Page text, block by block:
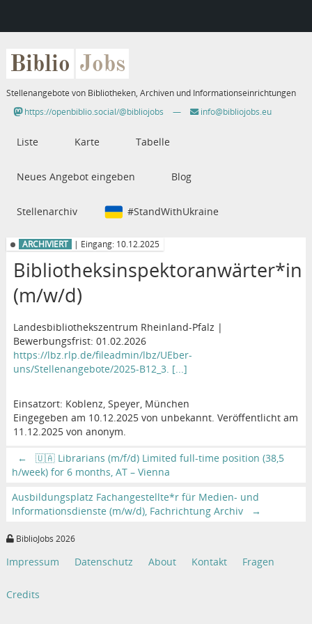
Biblio Jobs
Stellenangebote von Bibliotheken, Archiven und Informationseinrichtungen
https://openbiblio.social/@bibliojobs
— info@bibliojobs.eu
Liste Karte Tabelle
Neues Angebot eingeben Blog
Stellenarchiv #StandWithUkraine
ARCHIVIERT | Eingang: 10.12.2025
Bibliotheksinspektoranwärter*in
(m/w/d)
Landesbibliothekszentrum Rheinland-Pfalz |
Bewerbungsfrist: 01.02.2026
https://lbz.rlp.de/fileadmin/lbz/UEber-
uns/Stellenangebote/2025-B12_3. [...]
Einsatzort: Koblenz, Speyer, München
Eingegeben am 10.12.2025 von unbekannt. Veröffentlicht am
11.12.2025 von anonym.
←
🇺🇦 Librarians (m/f/d) Limited full-time position (38,5
h/week) for 6 months, AT – Vienna
Ausbildungsplatz Fachangestellte*r für Medien- und
Informationsdienste (m/w/d), Fachrichtung Archiv
→
BiblioJobs 2026
Impressum Datenschutz About Kontakt Fragen
Credits